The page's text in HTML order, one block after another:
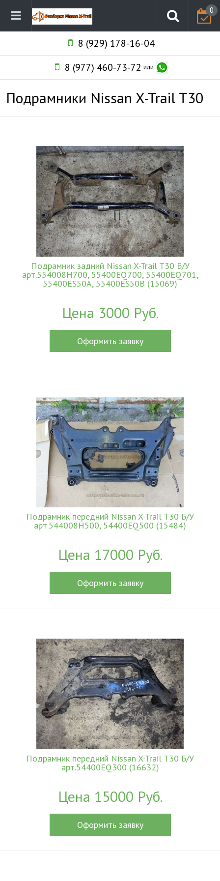
0
8 (929) 178-16-04
8 (977) 460-73-72 или
Подрамники Nissan X-Trail T30
Подрамник задний Nissan X-Trail T30 Б/У
арт.554008H700, 55400EQ700, 55400EQ701,
55400ES50A, 55400ES50B (15069)
Цена 3000 Руб.
Оформить заявку
Подрамник передний Nissan X-Trail T30 Б/У
арт.544008H500, 54400EQ500 (15484)
Цена 17000 Руб.
Оформить заявку
Подрамник передний Nissan X-Trail T30 Б/У
арт.54400EQ300 (16632)
Цена 15000 Руб.
Оформить заявку